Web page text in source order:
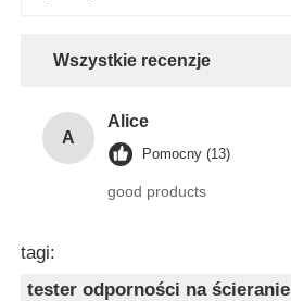
Wszystkie recenzje
A
Alice
Pomocny (13)
good products
tagi:
tester odporności na ścieranie